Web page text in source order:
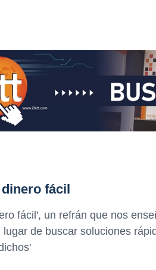
fácil
fácil', un refrán que nos
lugar de buscar soluciones